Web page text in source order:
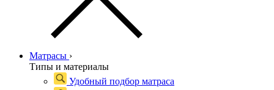
Матрасы ›
Типы и материалы
Удобный подбор матраса